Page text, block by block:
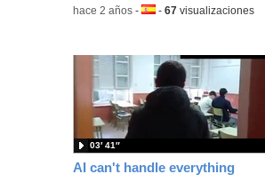
-hace 2 años -Idioma:
-67 visualizaciones
AI can't handle everything
03′ 41″